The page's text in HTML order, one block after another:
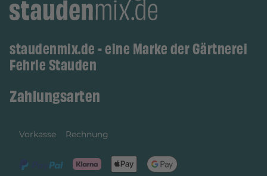
staudenmix.de - eine Marke der Gärtnerei
Fehrle Stauden
Zahlungsarten
Vorkasse Rechnung